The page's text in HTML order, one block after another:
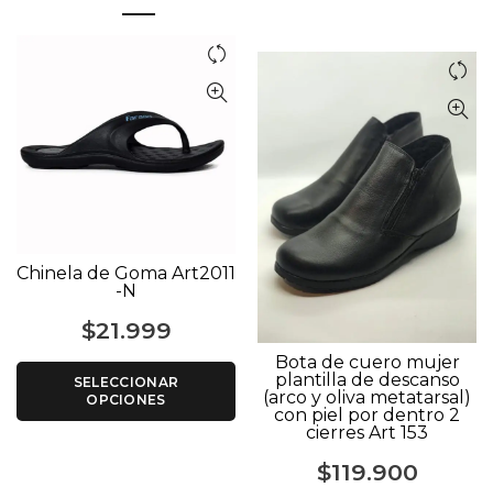
Chinela de Goma Art2011
-N
$21.999
SELECCIONAR
OPCIONES
Bota de cuero mujer
plantilla de descanso
(arco y oliva metatarsal)
con piel por dentro 2
cierres Art 153
$119.900